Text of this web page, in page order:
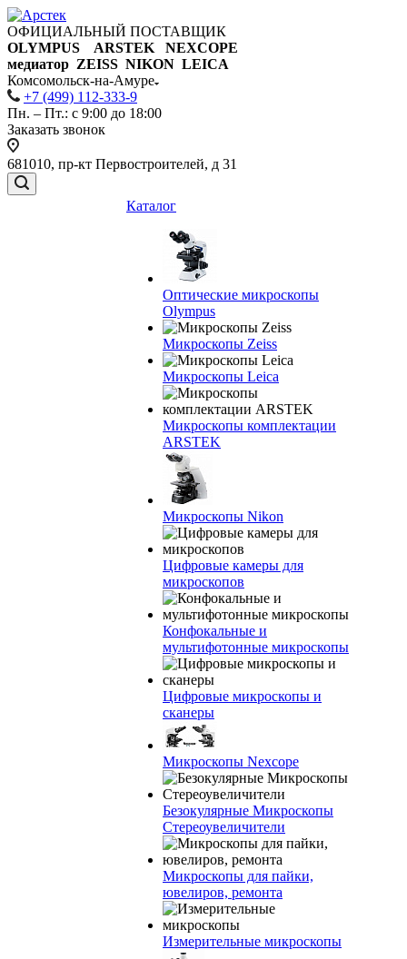
ОФИЦИАЛЬНЫЙ ПОСТАВЩИК
OLYMPUS ARSTEK NEXCOPE
медиатор ZEISS NIKON LEICA
Комсомольск-на-Амуре
+7 (499) 112-333-9
Пн. – Пт.: с 9:00 до 18:00
Заказать звонок
681010, пр-кт Первостроителей, д 31
Каталог
Оптические микроскопы
Olympus
Микроскопы Zeiss
Микроскопы Leica
Микроскопы комплектации
ARSTEK
Микроскопы Nikon
Цифровые камеры для
микроскопов
Конфокальные и
мультифотонные микроскопы
Цифровые микроскопы и
сканеры
Микроскопы Nexcope
Безокулярные Микроскопы
Стереоувеличители
Микроскопы для пайки,
ювелиров, ремонта
Измерительные микроскопы